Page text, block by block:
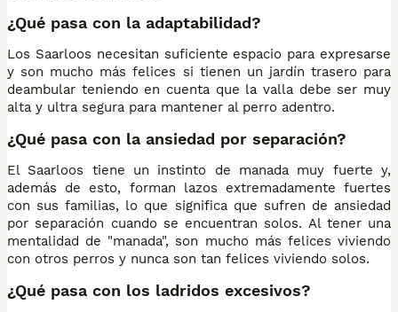
¿Qué pasa con la adaptabilidad?
Los Saarloos necesitan suficiente espacio para expresarse
y son mucho más felices si tienen un jardín trasero para
deambular teniendo en cuenta que la valla debe ser muy
alta y ultra segura para mantener al perro adentro.
¿Qué pasa con la ansiedad por separación?
El Saarloos tiene un instinto de manada muy fuerte y,
además de esto, forman lazos extremadamente fuertes
con sus familias, lo que significa que sufren de ansiedad
por separación cuando se encuentran solos. Al tener una
mentalidad de "manada", son mucho más felices viviendo
con otros perros y nunca son tan felices viviendo solos.
¿Qué pasa con los ladridos excesivos?